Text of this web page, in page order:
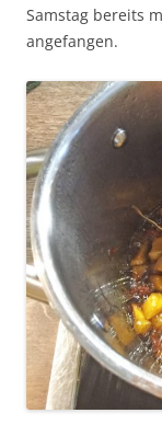
Samstag bereits
angefangen.